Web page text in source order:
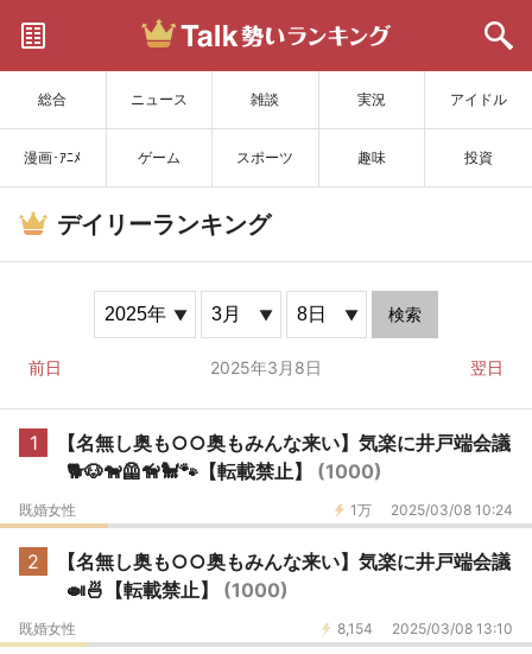
総合 ニュース 雑談 実況 アイドル
漫画･ｱﾆﾒ ゲーム スポーツ 趣味 投資
サイトを更新
デイリーランキング
検索
前日 2025年3月8日 翌日
1
【名無し奥も○○奥もみんな来い】気楽に井戸端会議
🐕️🐶🐕‍🦺🦮🐩🐾【転載禁止】 (1000)
1万 2025/03/08 10:24
既婚女性
2
【名無し奥も○○奥もみんな来い】気楽に井戸端会議
🍛🍜【転載禁止】 (1000)
8,154 2025/03/08 13:10
既婚女性